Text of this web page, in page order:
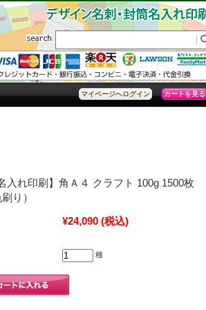
マイページへログイン カートを見る
入れ印刷】角Ａ４ クラフト 100g 1500枚
り）
¥24,090 (税込)
種